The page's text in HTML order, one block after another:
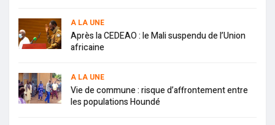
A LA UNE
Après la CEDEAO : le Mali suspendu de l’Union
africaine
A LA UNE
Vie de commune : risque d’affrontement entre
les populations Houndé